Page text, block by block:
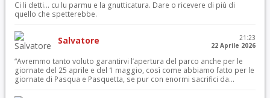
Ci li detti… cu lu parmu e la gnutticatura. Dare o ricevere di più di
quello che spetterebbe.
Salvatore
21:23
22 Aprile 2026
“Avremmo tanto voluto garantirvi l’apertura del parco anche per le
giornate del 25 aprile e del 1 maggio, così come abbiamo fatto per le
giornate di Pasqua e Pasquetta, se pur con enormi sacrifici da...